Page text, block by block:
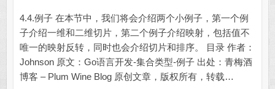
4.4.例子 在本节中，我们将会介绍两个小例子，第一个例
子介绍一维和二维切片，第二个例子介绍映射，包括值不
唯一的映射反转，同时也会介绍切片和排序。 目录 作者：
Johnson 原文：Go语言开发-集合类型-例子 出处：青梅酒
博客 – Plum Wine Blog 原创文章，版权所有，转载…